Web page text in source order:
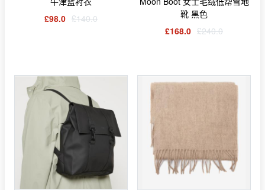
£98.0 £140.0
靴 黑色
£168.0 £240.0